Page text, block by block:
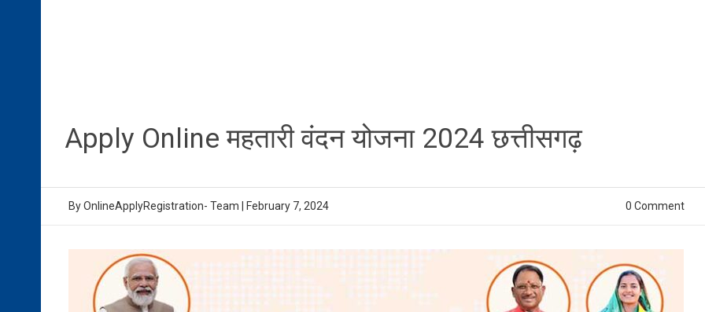
Apply Online महतारी वंदन योजना 2024 छत्तीसगढ़
ByOnlineApplyRegistration- Team February 7, 2024 0 Comment